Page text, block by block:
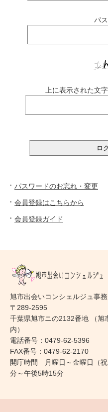
パ
上に表示された文
パスワードのお忘れ・変更
会員登録はこちらから
会員登録ガイド
旭市出会いコンシェルジュ事
〒289-2595
千葉県旭市ニの2132番地 （旭
内）
電話番号：0479-62-5396
FAX番号：0479-62-2170
開庁時間 月曜日～金曜日（
分～午後5時15分